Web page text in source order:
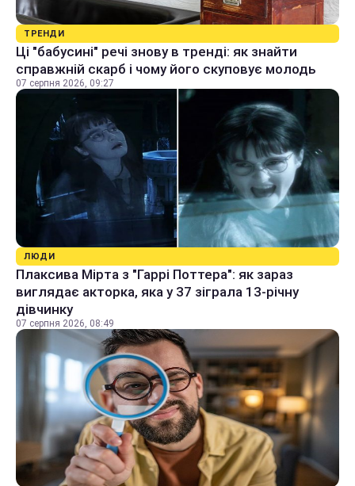
ТРЕНДИ
Ці "бабусині" речі знову в тренді: як знайти
справжній скарб і чому його скуповує молодь
07 серпня 2026, 09:27
ЛЮДИ
Плаксива Мірта з "Гаррі Поттера": як зараз
виглядає акторка, яка у 37 зіграла 13-річну
дівчинку
07 серпня 2026, 08:49